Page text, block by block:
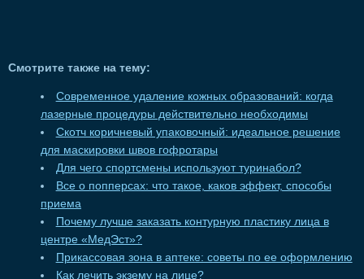
Смотрите также на тему:
Современное удаление кожных образований: когда
лазерные процедуры действительно необходимы
Скотч коричневый упаковочный: идеальное решение
для маскировки швов гофротары
Для чего спортсмены используют туринабол?
Все о попперсах: что такое, каков эффект, способы
приема
Почему лучше заказать контурную пластику лица в
центре «МедЭст»?
Прикассовая зона в аптеке: советы по ее оформлению
Как лечить экзему на лице?